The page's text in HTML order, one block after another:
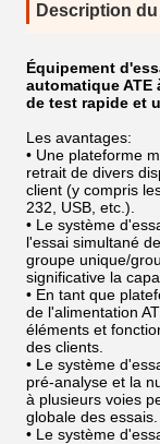
Description
Équipement
automatique
de test rapide et
Les avantages:
• Une plateforme
retrait de divers
client (y compris
232, USB, etc.).
• Le système
l'essai simultané
groupe unique/
significative la
• En tant que
de l'alimentation
éléments et
des clients.
• Le système
pré-analyse et la
à plusieurs voies
globale des essais.
• Le système